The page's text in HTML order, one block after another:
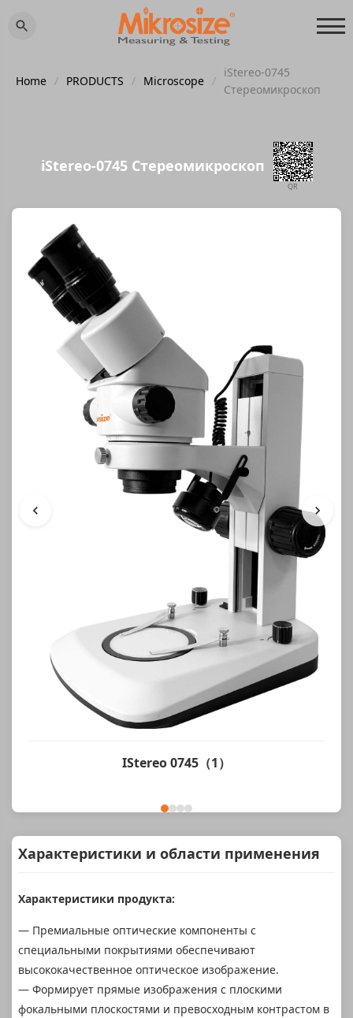
Home / PRODUCTS / Microscope /
iStereo-0745
Стереомикроскоп
iStereo-0745 Стереомикроскоп
QR
IStereo 0745（1）
Характеристики и области применения
Характеристики продукта:
— Премиальные оптические компоненты с
специальными покрытиями обеспечивают
высококачественное оптическое изображение.
— Формирует прямые изображения с плоскими
фокальными плоскостями и превосходным контрастом в